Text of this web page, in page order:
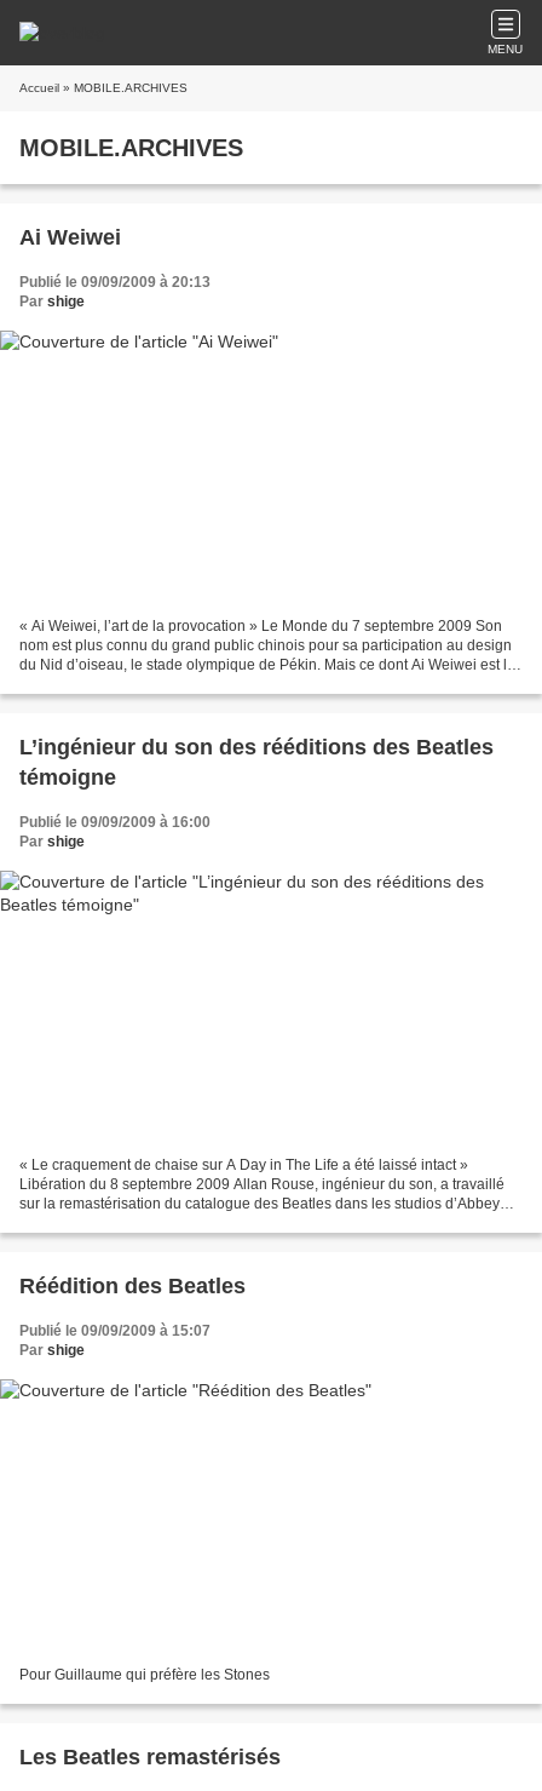
MENU
Accueil » MOBILE.ARCHIVES
MOBILE.ARCHIVES
Ai Weiwei
Publié le 09/09/2009 à 20:13
Par shige
« Ai Weiwei, l’art de la provocation » Le Monde du 7 septembre 2009 Son
nom est plus connu du grand public chinois pour sa participation au design
du Nid d’oiseau, le stade olympique de Pékin. Mais ce dont Ai Weiwei est le
L’ingénieur du son des rééditions des Beatles
témoigne
Publié le 09/09/2009 à 16:00
Par shige
« Le craquement de chaise sur A Day in The Life a été laissé intact »
Libération du 8 septembre 2009 Allan Rouse, ingénieur du son, a travaillé
sur la remastérisation du catalogue des Beatles dans les studios d’Abbey
Réédition des Beatles
Publié le 09/09/2009 à 15:07
Par shige
Pour Guillaume qui préfère les Stones
Les Beatles remastérisés